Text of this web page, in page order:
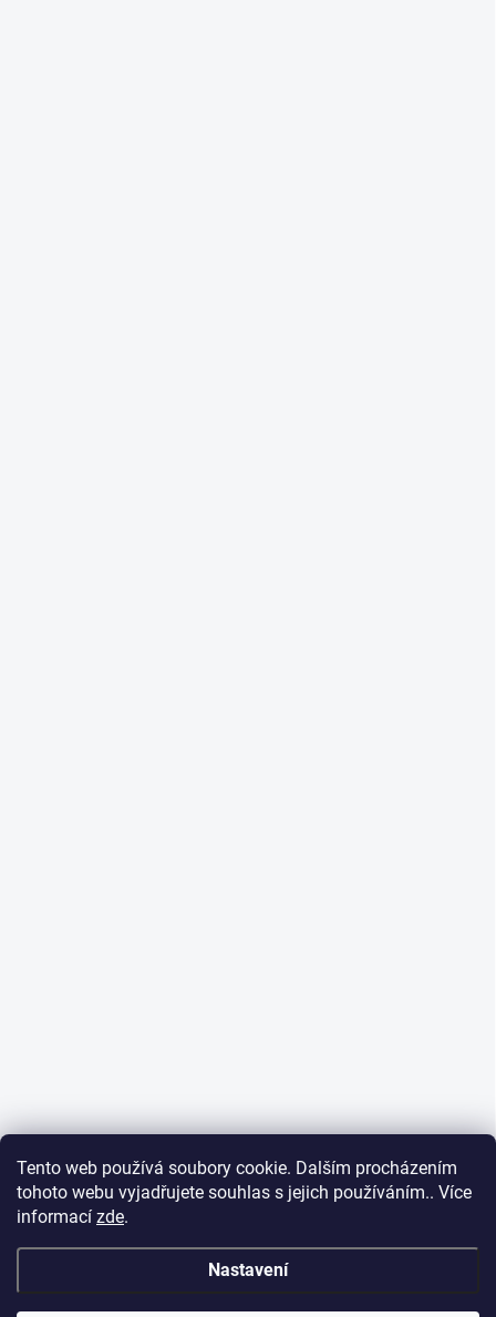
Tento web používá soubory cookie. Dalším procházením
tohoto webu vyjadřujete souhlas s jejich používáním.. Více
informací zde.
Nastavení